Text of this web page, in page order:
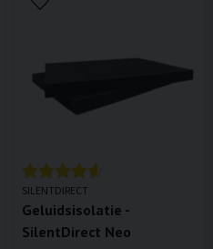
SILENTDIRECT
Geluidsisolatie -
SilentDirect Neo